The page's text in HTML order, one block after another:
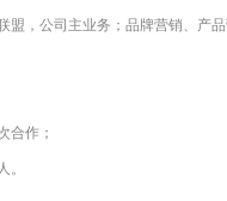
，公司主业务；品牌营销、产
合作；
。